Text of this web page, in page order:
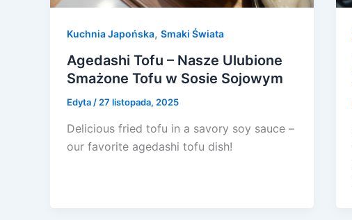
Kuchnia Japońska, Smaki Świata
Agedashi Tofu – Nasze Ulubione
Smażone Tofu w Sosie Sojowym
Edyta / 27 listopada, 2025
Delicious fried tofu in a savory soy sauce –
our favorite agedashi tofu dish!